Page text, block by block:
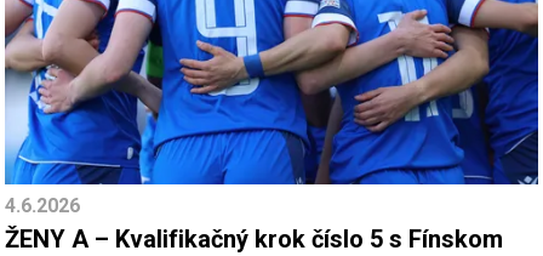
4.6.2026
ŽENY A – Kvalifikačný krok číslo 5 s Fínskom